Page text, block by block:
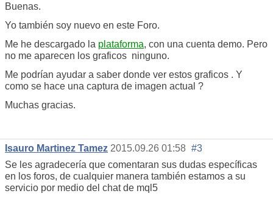
Buenas.
Yo también soy nuevo en este Foro.
Me he descargado la plataforma, con una cuenta demo. Pero
no me aparecen los graficos ninguno.
Me podrían ayudar a saber donde ver estos graficos . Y
como se hace una captura de imagen actual ?
Muchas gracias.
Isauro Martinez Tamez 2015.09.26 01:58 #3
Se les agradecería que comentaran sus dudas específicas
en los foros, de cualquier manera también estamos a su
servicio por medio del chat de mql5